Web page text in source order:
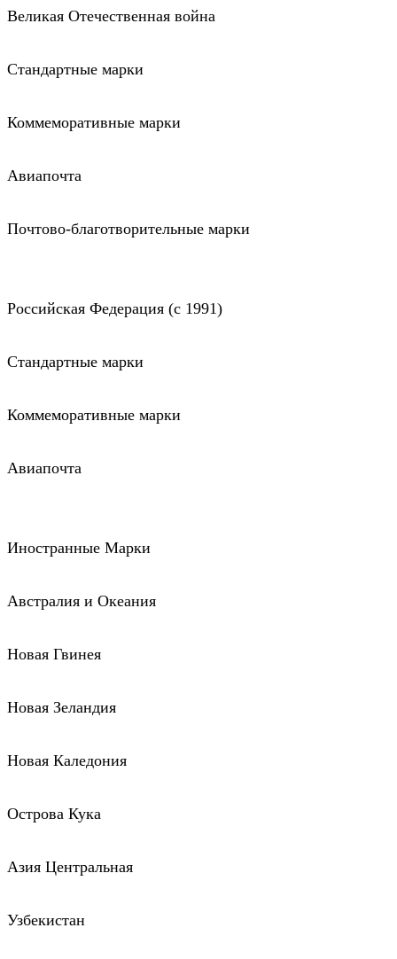
Великая Отечественная война
Стандартные марки
Коммеморативные марки
Авиапочта
Почтово-благотворительные марки
Российская Федерация (c 1991)
Стандартные марки
Коммеморативные марки
Авиапочта
Иностранные Марки
Австралия и Океания
Новая Гвинея
Новая Зеландия
Новая Каледония
Острова Кука
Азия Центральная
Узбекистан